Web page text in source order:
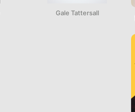
Gale Tattersall